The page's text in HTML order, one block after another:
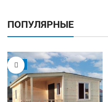
ПОПУЛЯРНЫЕ
-5%